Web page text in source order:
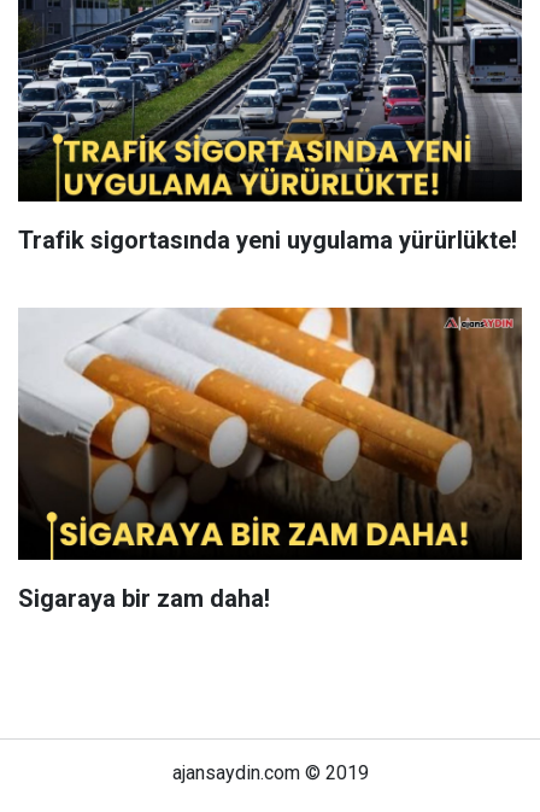
Trafik sigortasında yeni uygulama yürürlükte!
Sigaraya bir zam daha!
ajansaydin.com © 2019